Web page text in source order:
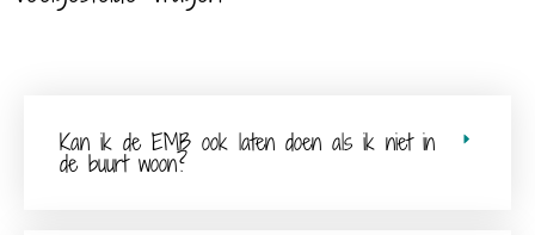
Kan ik de EMB ook laten doen als ik niet in
de buurt woon?